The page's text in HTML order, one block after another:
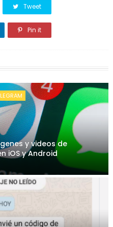
Tweet
Pin it
y videos de
iOS y Android